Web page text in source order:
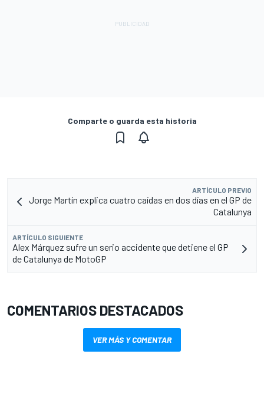
Comparte o guarda esta historia
ARTÍCULO PREVIO
Jorge Martín explica cuatro caídas en dos días en el GP de
Catalunya
ARTÍCULO SIGUIENTE
Alex Márquez sufre un serio accidente que detiene el GP
de Catalunya de MotoGP
COMENTARIOS DESTACADOS
VER MÁS Y COMENTAR